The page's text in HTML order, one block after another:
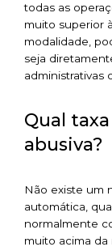
todas as
muito superior
modalidade,
seja
administrativas
Qual
abusiva?
Não existe um
automática,
normalmente
muito acima